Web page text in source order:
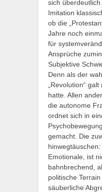
sich
Imitation
ob die
Jahre noch
für
Ansprüche
Subjektive
Denn als der
„Revolution“
hatte. Allen
die autonome
ordnet sich in
gemacht. Die
Emotionale, ist
bahnbrechend,
politische
säuberliche